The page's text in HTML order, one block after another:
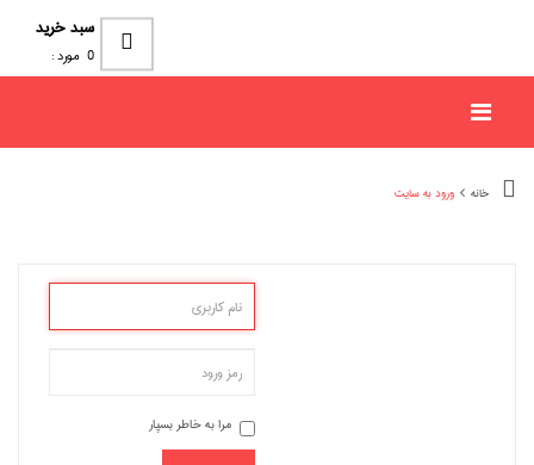
سبد خرید
0 مورد :
خانه ورود به سایت
مرا به خاطر بسپار